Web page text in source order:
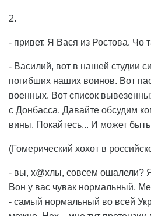
2.
- привет. Я Вася из Ростова. Чо
- Василий, вот в нашей студии
погибших наших воинов. Вот
военных. Вот список
с Донбасса. Давайте обсудим
вины. Покайтесь... И может
(Гомерический хохот в
- вы, х@хлы, совсем ошалели?
Вон у вас чувак нормальный,
- самый нормальный во всей